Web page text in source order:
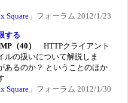
Square 」フォーラム 2012/1/23
する
（40）
HTTPクライアント
ルの扱いについて解説しま
あるのか？ ということのほか
Square 」フォーラム 2012/1/30